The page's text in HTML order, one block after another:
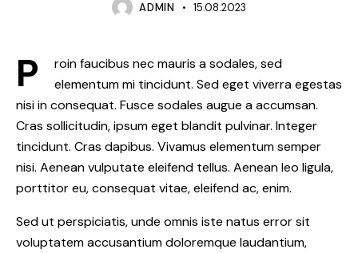
ADMIN 15.08.2023
P
roin faucibus nec mauris a sodales, sed
elementum mi tincidunt. Sed eget viverra egestas
nisi in consequat. Fusce sodales augue a accumsan.
Cras sollicitudin, ipsum eget blandit pulvinar. Integer
tincidunt. Cras dapibus. Vivamus elementum semper
nisi. Aenean vulputate eleifend tellus. Aenean leo ligula,
porttitor eu, consequat vitae, eleifend ac, enim.
Sed ut perspiciatis, unde omnis iste natus error sit
voluptatem accusantium doloremque laudantium,